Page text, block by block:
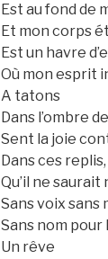
Est au fond de
Et mon corps
Est un havre
Où mon esprit
A tatons
Dans l’ombre
Sent la joie
Dans ces
Qu’il ne saurait
Sans voix sans
Sans nom pour
Un rêve